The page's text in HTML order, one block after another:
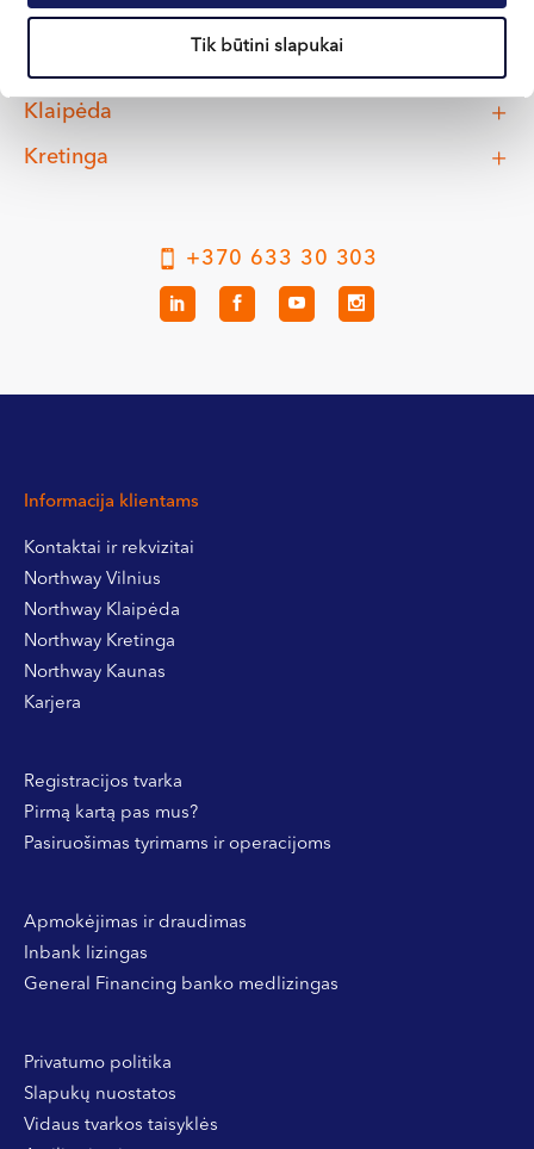
Tik būtini slapukai
Vilnius
Klaipėda
Kretinga
+370 633 30 303
Informacija klientams
Kontaktai ir rekvizitai
Northway Vilnius
Northway Klaipėda
Northway Kretinga
Northway Kaunas
Karjera
Registracijos tvarka
Pirmą kartą pas mus?
Pasiruošimas tyrimams ir operacijoms
Apmokėjimas ir draudimas
Inbank lizingas
General Financing banko medlizingas
Privatumo politika
Slapukų nuostatos
Vidaus tvarkos taisyklės